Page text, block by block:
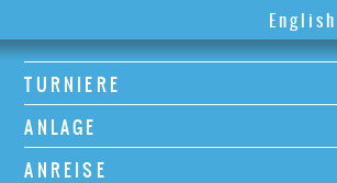
English
TURNIERE
ANLAGE
ANREISE